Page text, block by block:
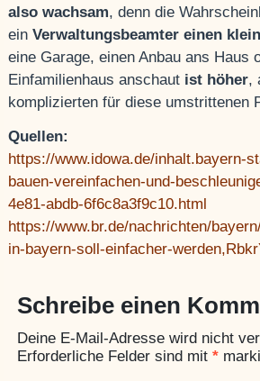
also wachsam, denn die
einVerwaltungsbeamter einen
eine Garage, einen Anbau ans Haus
Einfamilienhaus anschaut ist höher,
komplizierten für diese umstrittenen
Quellen:
https://www.idowa.de/inhalt.bayern-
bauen-vereinfachen-und-
4e81-abdb-6f6c8a3f9c10.html
https://www.br.de/nachrichten/
in-bayern-soll-einfacher-
Schreibe einen
Deine E-Mail-Adresse wird nicht
Erforderliche Felder sind mit*